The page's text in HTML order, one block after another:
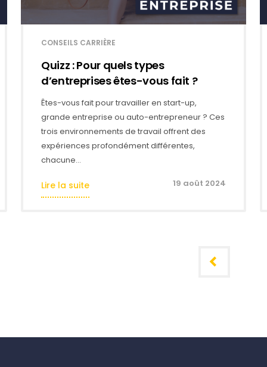
CONSEILS CARRIÈRE
Quizz : Pour quels types
d’entreprises êtes-vous fait ?
Êtes-vous fait pour travailler en start-up,
grande entreprise ou auto-entrepreneur ? Ces
trois environnements de travail offrent des
expériences profondément différentes,
chacune…
Lire la suite 19 août 2024